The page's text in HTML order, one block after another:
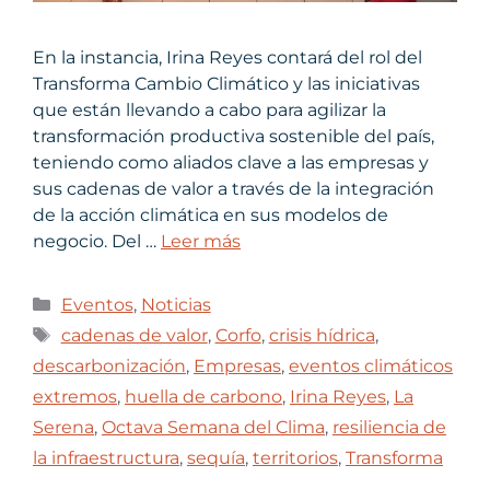
En la instancia, Irina Reyes contará del rol del
Transforma Cambio Climático y las iniciativas
que están llevando a cabo para agilizar la
transformación productiva sostenible del país,
teniendo como aliados clave a las empresas y
sus cadenas de valor a través de la integración
de la acción climática en sus modelos de
negocio. Del … Leer más
Eventos, Noticias
cadenas de valor, Corfo, crisis hídrica,
descarbonización, Empresas, eventos climáticos
extremos, huella de carbono, Irina Reyes, La
Serena, Octava Semana del Clima, resiliencia de
la infraestructura, sequía, territorios, Transforma